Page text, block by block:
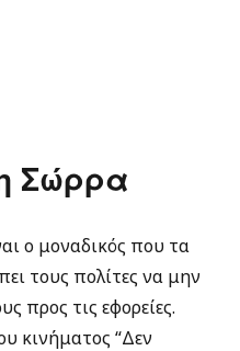
Σώρρα
ο μοναδικός που τα
τους πολίτες να μην
προς τις εφορείες.
κινήματος “Δεν